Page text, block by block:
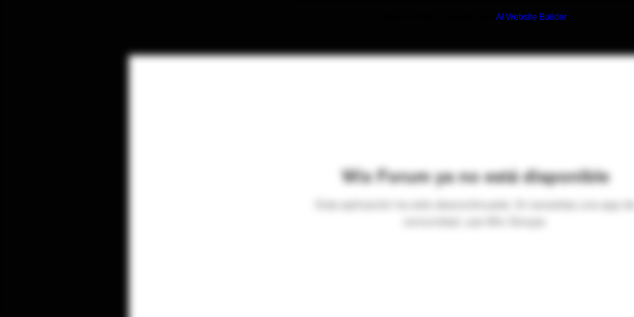
AI Website Builder
Wix Forum ya no está disponible
Esta aplicación ha sido descontinuada. Si necesitas una app
comunidad, usa Wix Groups.